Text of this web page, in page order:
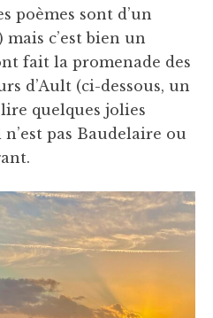
poèmes sont d’un
c’est bien un
fait la promenade des
d’Ault (ci-dessous, un
quelques jolies
pas Baudelaire ou